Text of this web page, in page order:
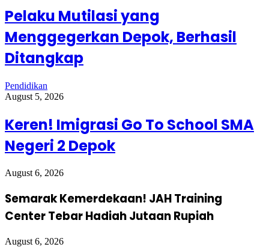
Pelaku Mutilasi yang
Menggegerkan Depok, Berhasil
Ditangkap
Pendidikan
August 5, 2026
Keren! Imigrasi Go To School SMA
Negeri 2 Depok
August 6, 2026
Semarak Kemerdekaan! JAH Training
Center Tebar Hadiah Jutaan Rupiah
August 6, 2026